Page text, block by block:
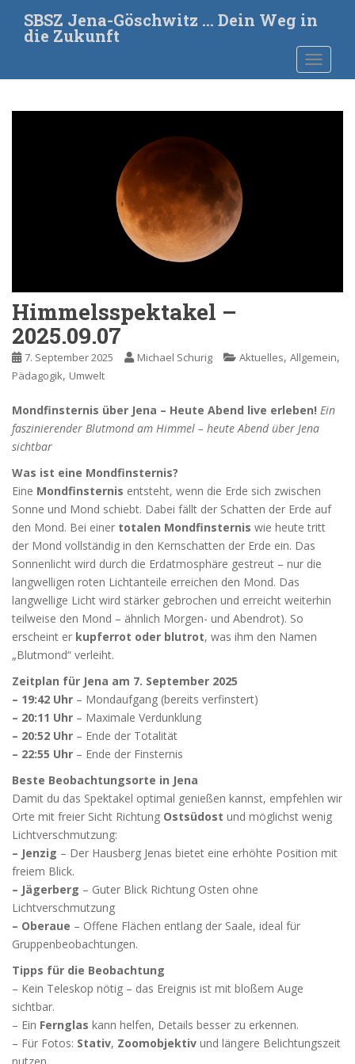
t
SBSZ Jena-Göschwitz … Dein Weg in
die Zukunft
Himmelsspektakel –
2025.09.07
7. September 2025 Michael Schurig Aktuelles, Allgemein,
Pädagogik, Umwelt
Mondfinsternis über Jena – Heute Abend live erleben! Ein
faszinierender Blutmond am Himmel – heute Abend über Jena
sichtbar
Was ist eine Mondfinsternis?
Eine Mondfinsternis entsteht, wenn die Erde sich zwischen
Sonne und Mond schiebt. Dabei fällt der Schatten der Erde auf
den Mond. Bei einer totalen Mondfinsternis wie heute tritt
der Mond vollständig in den Kernschatten der Erde ein. Das
Sonnenlicht wird durch die Erdatmosphäre gestreut – nur die
langwelligen roten Lichtanteile erreichen den Mond. Das
langwellige Licht wird stärker gebrochen und erreicht weiterhin
teilweise den Mond – ähnlich Morgen- und Abendrot). So
erscheint er kupferrot oder blutrot, was ihm den Namen
„Blutmond“ verleiht.
Zeitplan für Jena am 7. September 2025
– 19:42 Uhr – Mondaufgang (bereits verfinstert)
– 20:11 Uhr – Maximale Verdunklung
– 20:52 Uhr – Ende der Totalität
– 22:55 Uhr – Ende der Finsternis
Beste Beobachtungsorte in Jena
Damit du das Spektakel optimal genießen kannst, empfehlen wir
Orte mit freier Sicht Richtung Ostsüdost und möglichst wenig
Lichtverschmutzung:
– Jenzig – Der Hausberg Jenas bietet eine erhöhte Position mit
freiem Blick.
– Jägerberg – Guter Blick Richtung Osten ohne
Lichtverschmutzung
– Oberaue – Offene Flächen entlang der Saale, ideal für
Gruppenbeobachtungen.
Tipps für die Beobachtung
– Kein Teleskop nötig – das Ereignis ist mit bloßem Auge
sichtbar.
– Ein Fernglas kann helfen, Details besser zu erkennen.
– Für Fotos: Stativ, Zoomobjektiv und längere Belichtungszeit
nutzen.